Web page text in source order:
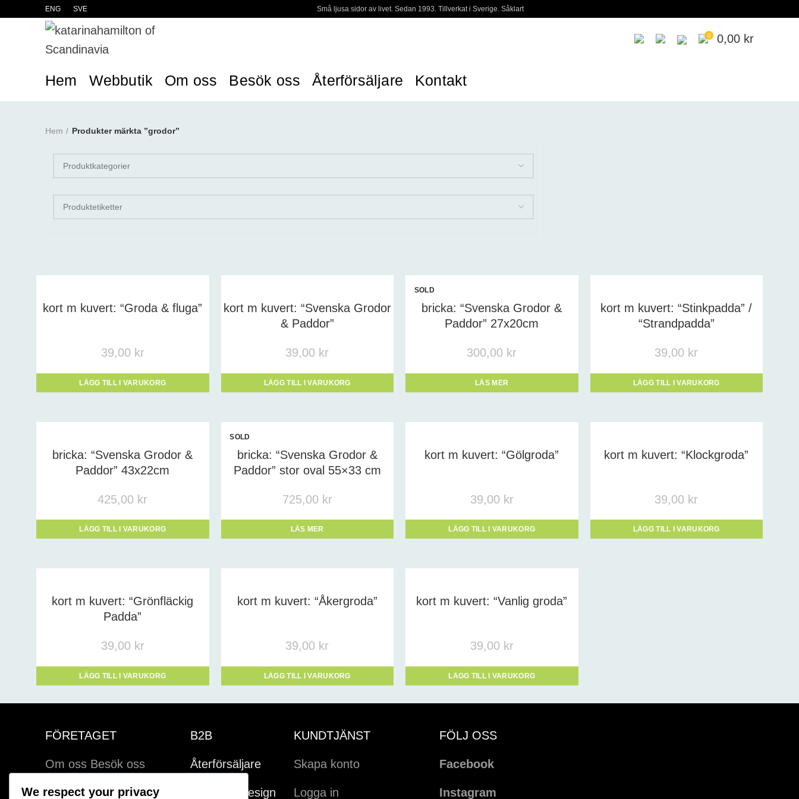
ENG SVE Små ljusa sidor av livet. Sedan 1993. Tillverkat i Sverige. Såklart
0 0,00 kr
Hem Webbutik Om oss Besök oss Återförsäljare Kontakt
Hem Produkter märkta ”grodor”
kort m kuvert: “Groda & fluga”
39,00 kr
LÄGG TILL I VARUKORG
kort m kuvert: “Svenska Grodor
& Paddor”
39,00 kr
LÄGG TILL I VARUKORG
SOLD
bricka: “Svenska Grodor &
Paddor” 27x20cm
300,00 kr
LÄS MER
kort m kuvert: “Stinkpadda” /
“Strandpadda”
39,00 kr
LÄGG TILL I VARUKORG
bricka: “Svenska Grodor &
Paddor” 43x22cm
425,00 kr
LÄGG TILL I VARUKORG
SOLD
bricka: “Svenska Grodor &
Paddor” stor oval 55×33 cm
725,00 kr
LÄS MER
kort m kuvert: “Gölgroda”
39,00 kr
LÄGG TILL I VARUKORG
kort m kuvert: “Klockgroda”
39,00 kr
LÄGG TILL I VARUKORG
kort m kuvert: “Grönfläckig
Padda”
39,00 kr
LÄGG TILL I VARUKORG
kort m kuvert: “Åkergroda”
39,00 kr
LÄGG TILL I VARUKORG
kort m kuvert: “Vanlig groda”
39,00 kr
LÄGG TILL I VARUKORG
FÖRETAGET
Om oss Besök oss
B2B
Återförsäljare
Uppdragsdesign
KUNDTJÄNST
Skapa konto
Logga in
FÖLJ OSS
Facebook
Instagram
We respect your privacy